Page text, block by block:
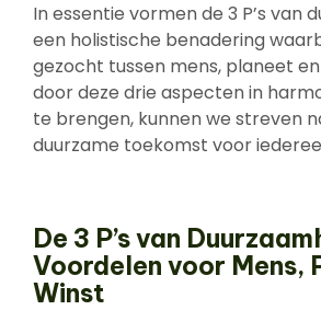
In essentie vormen de 3 P’s van
een holistische benadering
gezocht tussen mens, planeet
door deze drie aspecten in
te brengen, kunnen we streven
duurzame toekomst voor
De 3 P’s van
Voordelen voor Mens,
Winst